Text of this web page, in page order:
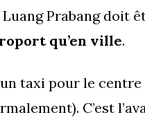
Prabang doit
qu’en ville.
un taxi pour le
C’est